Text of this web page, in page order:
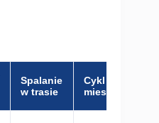
Spalanie
w trasie
Cykl
mieszany